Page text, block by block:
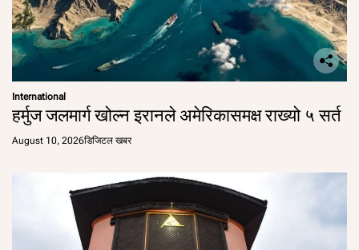
International
हर्मुज जलमार्ग खोल्न इरानले अमेरिकासमक्ष राख्यो ५ सर्त
August 10, 2026डिजिटल खबर